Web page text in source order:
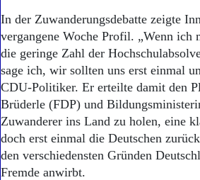
Start
Wer wir sind
Aktuelle
Abonnenten-
Abonnent
Abo Prämien
Schlesien
Danzig und
Bücher
In der Zuwanderungsdebatte zeigte
vergangene Woche Profil. „Wenn ich
die geringe Zahl der
sage ich, wir sollten uns erst einmal
CDU-Politiker. Er erteilte damit den
Brüderle (FDP) und
Zuwanderer ins Land zu holen, eine
doch erst einmal die Deutschen
den verschiedensten Gründen
Fremde anwirbt.